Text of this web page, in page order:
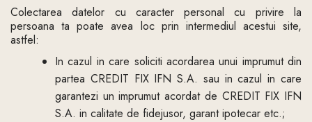
Colectarea datelor cu caracter personal cu privire la
persoana ta poate avea loc prin intermediul acestui site,
astfel:
In cazul in care soliciti acordarea unui imprumut din
partea CREDIT FIX IFN S.A. sau in cazul in care
garantezi un imprumut acordat de CREDIT FIX IFN
S.A. in calitate de fidejusor, garant ipotecar etc.;